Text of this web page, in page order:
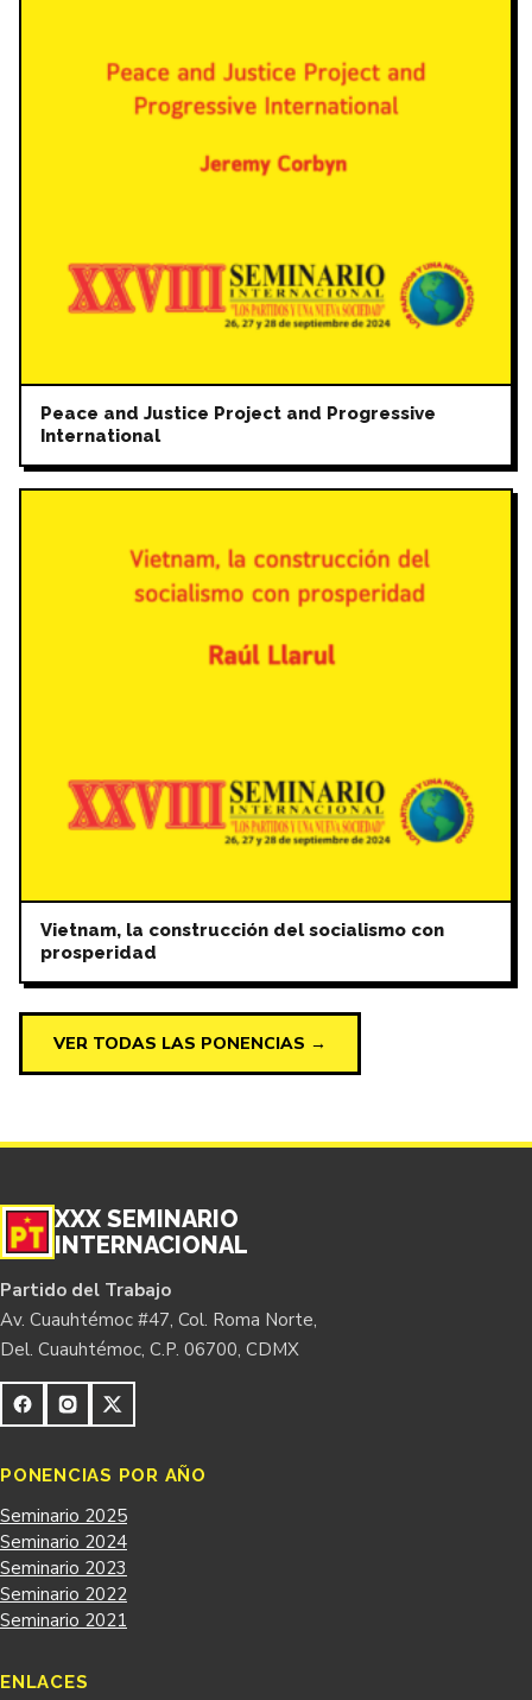
Peace and Justice Project and Progressive
International
Vietnam, la construcción del socialismo con
prosperidad
VER TODAS LAS PONENCIAS →
XXX SEMINARIO
INTERNACIONAL
Partido del Trabajo
Av. Cuauhtémoc #47, Col. Roma Norte,
Del. Cuauhtémoc, C.P. 06700, CDMX
PONENCIAS POR AÑO
Seminario 2025
Seminario 2024
Seminario 2023
Seminario 2022
Seminario 2021
ENLACES